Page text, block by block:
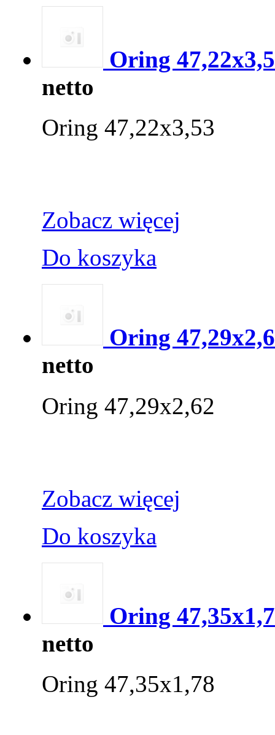
Oring
netto
Oring 47,22x3,53
Zobacz więcej
Do koszyka
Oring
netto
Oring 47,29x2,62
Zobacz więcej
Do koszyka
Oring
netto
Oring 47,35x1,78